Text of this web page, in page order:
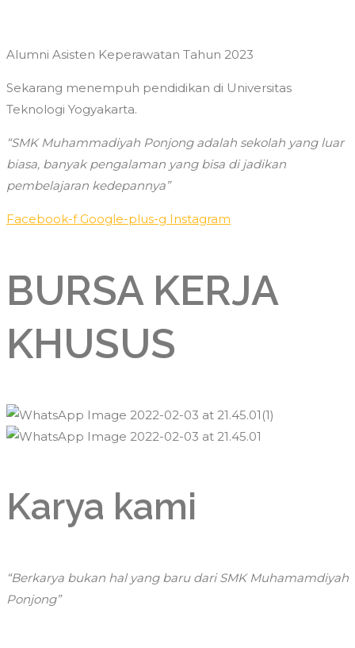
Alumni Asisten Keperawatan Tahun 2023
Sekarang menempuh pendidikan di Universitas
Teknologi Yogyakarta.
“SMK Muhammadiyah Ponjong adalah sekolah yang luar
biasa, banyak pengalaman yang bisa di jadikan
pembelajaran kedepannya”
Facebook-f Google-plus-g Instagram
BURSA KERJA
KHUSUS
Karya kami
“Berkarya bukan hal yang baru dari SMK Muhamamdiyah
Ponjong”